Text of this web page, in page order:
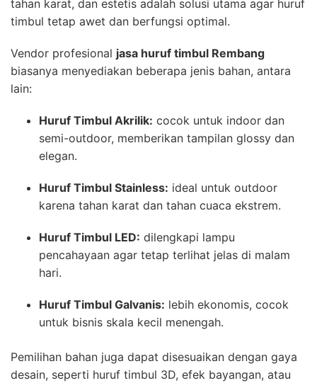
tahan karat, dan estetis adalah solusi utama agar huruf
timbul tetap awet dan berfungsi optimal.
Vendor profesional jasa huruf timbul Rembang
biasanya menyediakan beberapa jenis bahan, antara
lain:
Huruf Timbul Akrilik: cocok untuk indoor dan
semi-outdoor, memberikan tampilan glossy dan
elegan.
Huruf Timbul Stainless: ideal untuk outdoor
karena tahan karat dan tahan cuaca ekstrem.
Huruf Timbul LED: dilengkapi lampu
pencahayaan agar tetap terlihat jelas di malam
hari.
Huruf Timbul Galvanis: lebih ekonomis, cocok
untuk bisnis skala kecil menengah.
Pemilihan bahan juga dapat disesuaikan dengan gaya
desain, seperti huruf timbul 3D, efek bayangan, atau